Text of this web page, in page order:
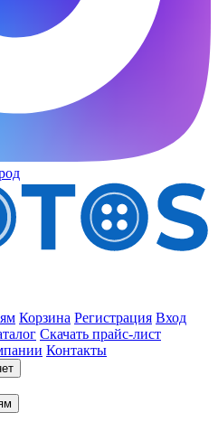
Корзина Регистрация Вход
Скачать прайс-лист
Контакты